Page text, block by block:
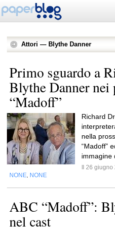
Attori — Blythe Danner
Primo sguardo a
Blythe Danner
“Madoff”
Richard
nella
“Madoff”
immagine
Il 26
NONE NONE
ABC “Madoff”:
nel cast